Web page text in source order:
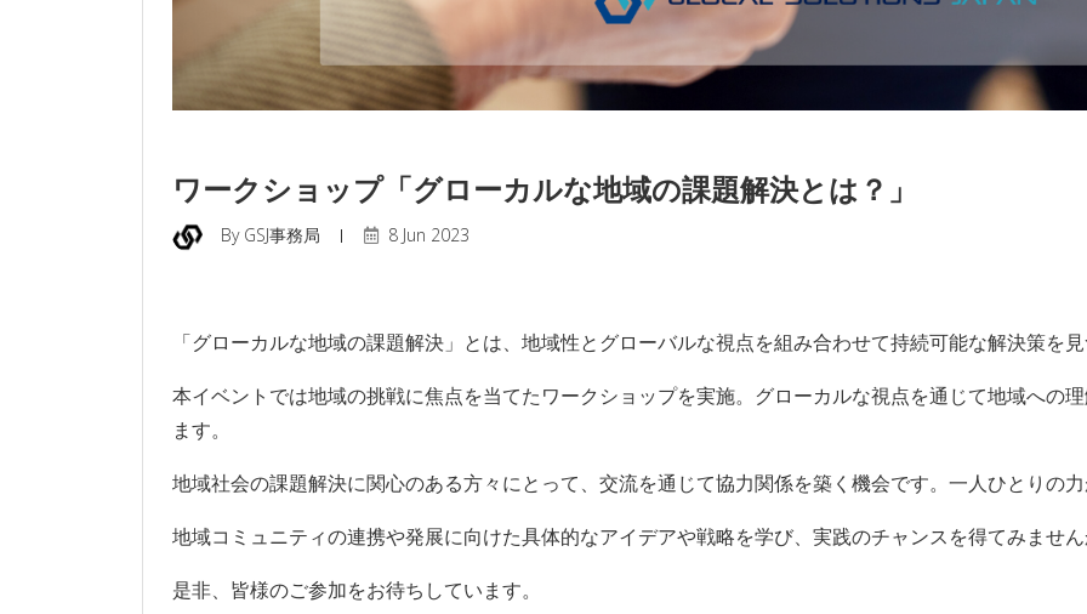
ワークショップ「グローカルな地域の課題解決とは？」
By GSJ事務局 8 Jun 2023
「グローカルな地域の課題解決」とは、地域性とグローバルな視点を組み合わせて持続可能な解決策を見
本イベントでは地域の挑戦に焦点を当てたワークショップを実施。グローカルな視点を通じて地域への
ます。
地域社会の課題解決に関心のある方々にとって、交流を通じて協力関係を築く機会です。一人ひとりの
地域コミュニティの連携や発展に向けた具体的なアイデアや戦略を学び、実践のチャンスを得てみません
是非、皆様のご参加をお待ちしています。